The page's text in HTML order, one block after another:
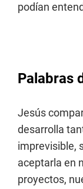
podían
Palabras
Jesús
desarrolla
imprevisible,
aceptarla en
proyectos,